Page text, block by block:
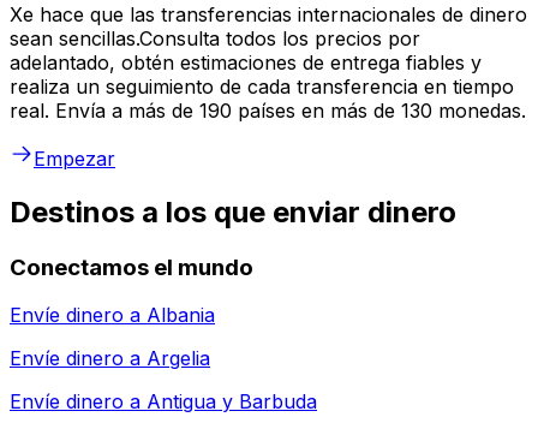
Xe hace que las transferencias internacionales de dinero
sean sencillas.Consulta todos los precios por
adelantado, obtén estimaciones de entrega fiables y
realiza un seguimiento de cada transferencia en tiempo
real. Envía a más de 190 países en más de 130 monedas.
Empezar
Destinos a los que enviar dinero
Conectamos el mundo
Envíe dinero a Albania
Envíe dinero a Argelia
Envíe dinero a Antigua y Barbuda